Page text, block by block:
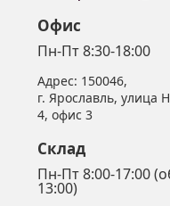
Офис
Пн-Пт 8:30-18:00
Адрес: 150046,
г. Ярославль, улица
4, офис 3
Склад
Пн-Пт 8:00-17:00
13:00)